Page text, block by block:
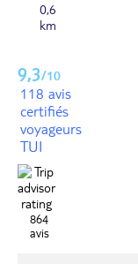
0,6
km
9,3/10
118 avis
certifiés
voyageurs
TUI
864
avis